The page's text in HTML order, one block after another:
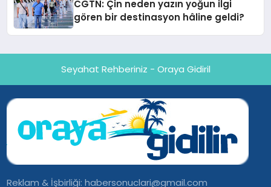
CGTN: Çin neden yazın yoğun ilgi
gören bir destinasyon hâline geldi?
Seyahat Rehberiniz - Oraya Gidiril
Reklam & İşbirliği:habersonuclari@gmail.com